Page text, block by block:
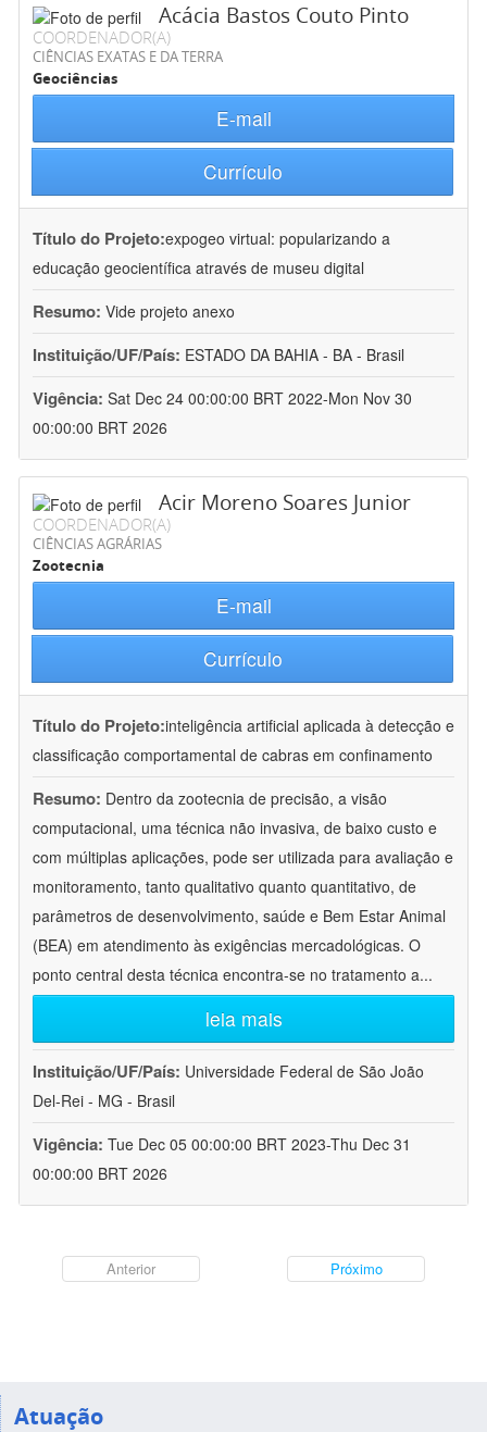
Acácia Bastos Couto Pinto
COORDENADOR(A)
CIÊNCIAS EXATAS E DA TERRA
Geociências
E-mail
Currículo
Título do Projeto:expogeo virtual: popularizando a
educação geocientífica através de museu digital
Resumo: Vide projeto anexo
Instituição/UF/País: ESTADO DA BAHIA - BA - Brasil
Vigência: Sat Dec 24 00:00:00 BRT 2022-Mon Nov 30
00:00:00 BRT 2026
Acir Moreno Soares Junior
COORDENADOR(A)
CIÊNCIAS AGRÁRIAS
Zootecnia
E-mail
Currículo
Título do Projeto:inteligência artificial aplicada à detecção e
classificação comportamental de cabras em confinamento
Resumo: Dentro da zootecnia de precisão, a visão
computacional, uma técnica não invasiva, de baixo custo e
com múltiplas aplicações, pode ser utilizada para avaliação e
monitoramento, tanto qualitativo quanto quantitativo, de
parâmetros de desenvolvimento, saúde e Bem Estar Animal
(BEA) em atendimento às exigências mercadológicas. O
ponto central desta técnica encontra-se no tratamento a...
leia mais
Instituição/UF/País: Universidade Federal de São João
Del-Rei - MG - Brasil
Vigência: Tue Dec 05 00:00:00 BRT 2023-Thu Dec 31
00:00:00 BRT 2026
Anterior Próximo
Atuação